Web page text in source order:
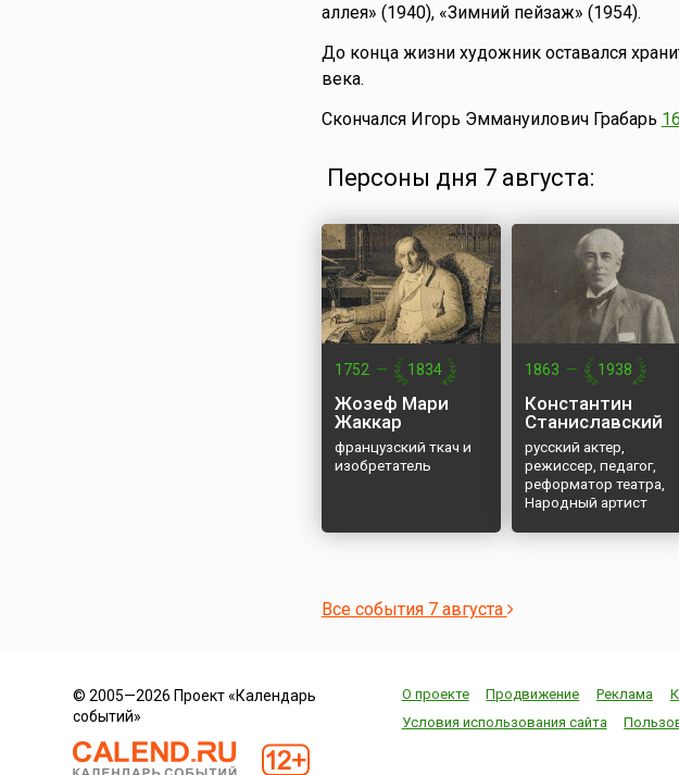
аллея» (1940), «Зимний пейзаж» (1954).
До конца жизни художник оставался
века.
Скончался Игорь Эммануилович Грабарь
Персоны дня 7 августа:
1752 — 1834
Жозеф Мари
Жаккар
французский ткач и
изобретатель
1863 — 1938
Константин
Станиславский
русский актер,
режиссер, педагог,
реформатор театра,
Народный артист
Все события 7 августа
© 2005—2026 Проект «Календарь
событий»
О проекте Продвижение Реклама
Условия использования сайта